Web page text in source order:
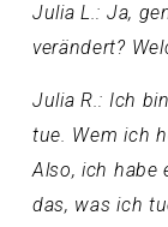
Julia L.: Ja,
verändert?
Julia R.: Ich
tue. Wem ich
Also, ich habe
das, was ich